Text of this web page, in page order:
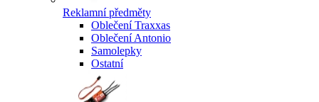
Reklamní předměty
Oblečení Traxxas
Oblečení Antonio
Samolepky
Ostatní